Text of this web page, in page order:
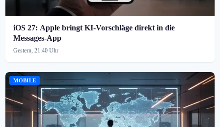
iOS 27: Apple bringt KI-Vorschläge direkt in die
Messages-App
Gestern, 21:40 Uhr
MOBILE